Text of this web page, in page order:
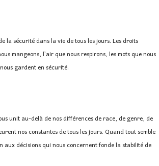
la sécurité dans la vie de tous les jours. Les droits
mangeons, l’air que nous respirons, les mots que nous
gardent en sécurité.
unit au-delà de nos différences de race, de genre, de
nos constantes de tous les jours. Quand tout semble
décisions qui nous concernent fonde la stabilité de